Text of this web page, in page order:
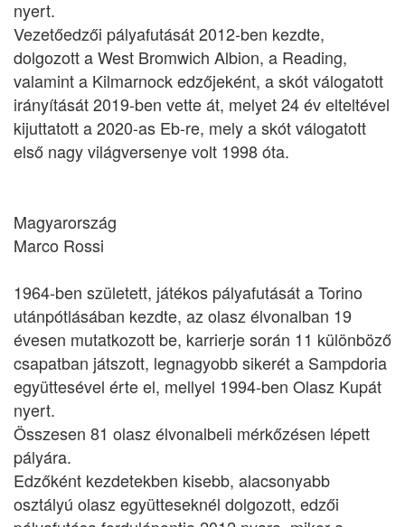
nyert.
Vezetőedzői pályafutását 2012-ben kezdte,
dolgozott a West Bromwich Albion, a Reading,
valamint a Kilmarnock edzőjeként, a skót válogatott
irányítását 2019-ben vette át, melyet 24 év elteltével
kijuttatott a 2020-as Eb-re, mely a skót válogatott
első nagy világversenye volt 1998 óta.
Magyarország
Marco Rossi
1964-ben született, játékos pályafutását a Torino
utánpótlásában kezdte, az olasz élvonalban 19
évesen mutatkozott be, karrierje során 11 különböző
csapatban játszott, legnagyobb sikerét a Sampdoria
együttesével érte el, mellyel 1994-ben Olasz Kupát
nyert.
Összesen 81 olasz élvonalbeli mérkőzésen lépett
pályára.
Edzőként kezdetekben kisebb, alacsonyabb
osztályú olasz együtteseknél dolgozott, edzői